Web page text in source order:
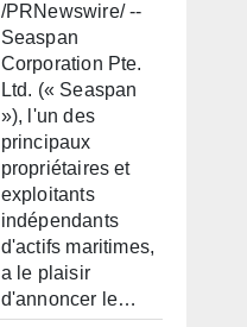
/PRNewswire/ --
Seaspan
Corporation Pte.
Ltd. (« Seaspan
»), l'un des
principaux
propriétaires et
exploitants
indépendants
d'actifs maritimes,
a le plaisir
d'annoncer le…